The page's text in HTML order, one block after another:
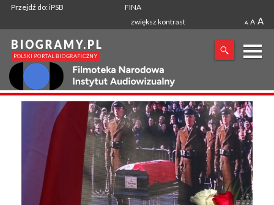
Przejdź do: iPSB
FINA
zwiększ kontrast
A A A
X
SZUKANA FRAZA